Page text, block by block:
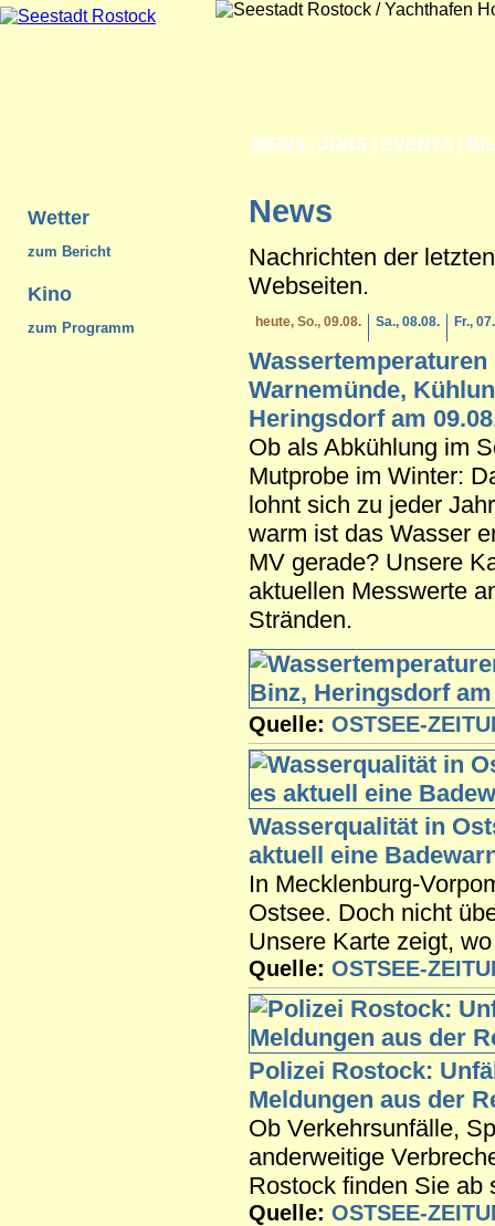
NEWS JOBS EVENTS
Wetter
zum Bericht
Kino
zum Programm
News
Nachrichten der
Webseiten.
heute, So., 09.08. Sa., 08.08. Fr.,
Wassertemperaturen
Warnemünde,
Heringsdorf am
Ob als Abkühlung im
Mutprobe im Winter:
lohnt sich zu jeder
warm ist das Wasser
MV gerade? Unsere
aktuellen Messwerte
Stränden.
Quelle: OSTSEE-
Wasserqualität in
aktuell eine
In Mecklenburg-
Ostsee. Doch nicht
Unsere Karte zeigt,
Quelle: OSTSEE-
Polizei Rostock:
Meldungen aus der
Ob Verkehrsunfälle,
anderweitige
Rostock finden Sie ab
Quelle: OSTSEE-